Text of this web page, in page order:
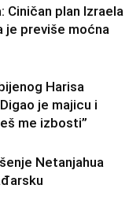
Ciničan plan Izraela
je previše moćna
Harisa
je majicu i
me izbosti”
Netanjahua